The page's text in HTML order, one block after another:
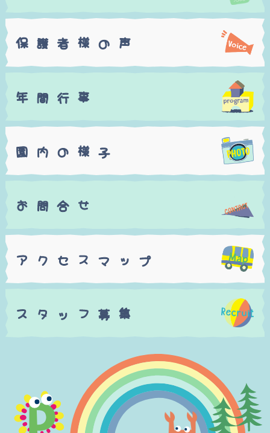
保護者様の 声
年間行事
園 内の様子
お 問合 せ
ア ク セ スマ ップ
ス タ ッ フ募集